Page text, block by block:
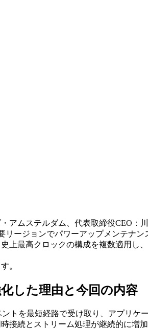
アムステルダム、代表取締役CEO：
リージョンでパワーアップメンテナ
上最高クロックの構成を複数適用し
。
した理由と今回の内容
ントを最短経路で受け取り、アプリケ
接続とストリーム処理が継続的に増